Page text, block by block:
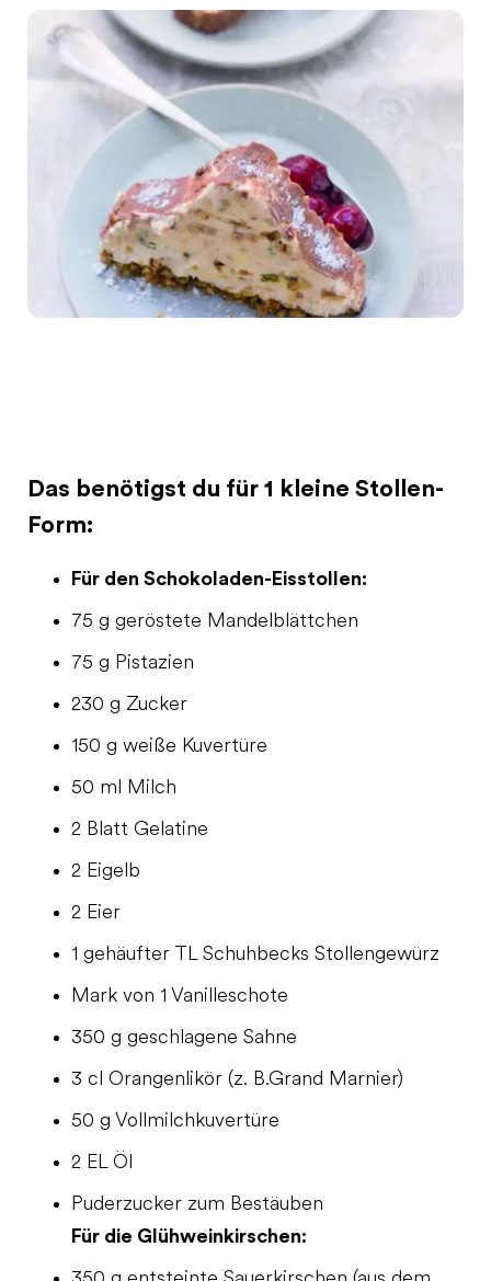
Das benötigst du für 1 kleine Stollen-
Form:
Für den Schokoladen-Eisstollen:
75 g geröstete Mandelblättchen
75 g Pistazien
230 g Zucker
150 g weiße Kuvertüre
50 ml Milch
2 Blatt Gelatine
2 Eigelb
2 Eier
1 gehäufter TL Schuhbecks Stollengewürz
Mark von 1 Vanilleschote
350 g geschlagene Sahne
3 cl Orangenlikör (z. B.Grand Marnier)
50 g Vollmilchkuvertüre
2 EL Öl
Puderzucker zum Bestäuben
Für die Glühweinkirschen: